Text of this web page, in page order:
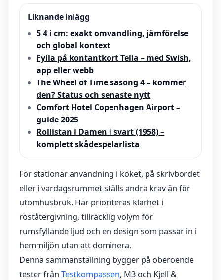
Liknande inlägg
5 4 i cm: exakt omvandling, jämförelse
och global kontext
Fylla på kontantkort Telia – med Swish,
app eller webb
The Wheel of Time säsong 4 – kommer
den? Status och senaste nytt
Comfort Hotel Copenhagen Airport –
guide 2025
Rollistan i Damen i svart (1958) –
komplett skådespelarlista
För stationär användning i köket, på skrivbordet
eller i vardagsrummet ställs andra krav än för
utomhusbruk. Här prioriteras klarhet i
röståtergivning, tillräcklig volym för
rumsfyllande ljud och en design som passar in i
hemmiljön utan att dominera.
Denna sammanställning bygger på oberoende
tester från Testkompassen, M3 och Kjell &